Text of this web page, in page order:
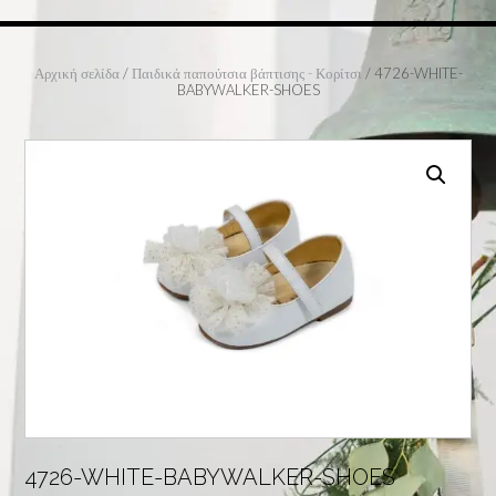
Αρχική σελίδα/ Παιδικά παπούτσια βάπτισης - Κορίτσι / 4726-WHITE-
BABYWALKER-SHOES
4726-WHITE-BABYWALKER-SHOES